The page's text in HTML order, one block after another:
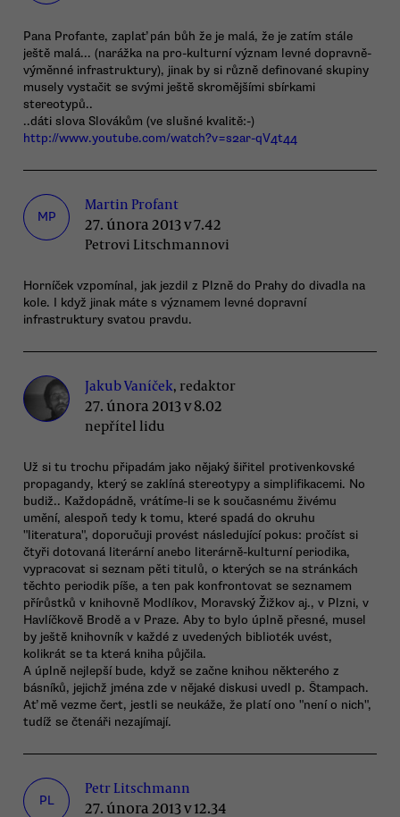
Pana Profante, zaplať pán bůh že je malá, že je zatím stále
ještě malá... (narážka na pro-kulturní význam levné dopravně-
výměnné infrastruktury), jinak by si různě definované skupiny
musely vystačit se svými ještě skromějšími sbírkami
stereotypů..
..dáti slova Slovákům (ve slušné kvalitě:-)
http://www.youtube.com/watch?v=s2ar-qV4t44
MP
Martin Profant
27. února 2013 v 7.42
Petrovi Litschmannovi
Horníček vzpomínal, jak jezdil z Plzně do Prahy do divadla na
kole. I když jinak máte s významem levné dopravní
infrastruktury svatou pravdu.
Jakub Vaníček, redaktor
27. února 2013 v 8.02
nepřítel lidu
Už si tu trochu připadám jako nějaký šiřitel protivenkovské
propagandy, který se zaklíná stereotypy a simplifikacemi. No
budiž.. Každopádně, vrátíme-li se k současnému živému
umění, alespoň tedy k tomu, které spadá do okruhu
"literatura", doporučuji provést následující pokus: pročíst si
čtyři dotovaná literární anebo literárně-kulturní periodika,
vypracovat si seznam pěti titulů, o kterých se na stránkách
těchto periodik píše, a ten pak konfrontovat se seznamem
přírůstků v knihovně Modlíkov, Moravský Žižkov aj., v Plzni, v
Havlíčkově Brodě a v Praze. Aby to bylo úplně přesné, musel
by ještě knihovník v každé z uvedených biblioték uvést,
kolikrát se ta která kniha půjčila.
A úplně nejlepší bude, když se začne knihou některého z
básníků, jejichž jména zde v nějaké diskusi uvedl p. Štampach.
Ať mě vezme čert, jestli se neukáže, že platí ono "není o nich",
tudíž se čtenáři nezajímají.
PL
Petr Litschmann
27. února 2013 v 12.34